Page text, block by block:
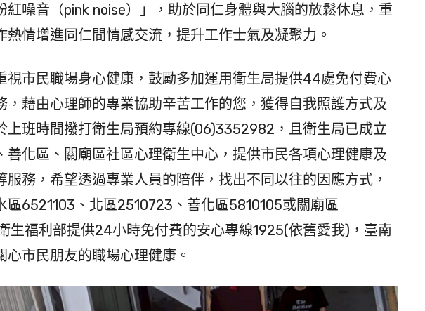
紅噪音（pink noise）」，助於同仁身體與大腦的放鬆休息，重
熱情增進同仁間情感交流，提升工作士氣及凝聚力。
市民職場身心健康，鼓勵多加運用衛生局提供44處免付費心
，藉由心理師的專業協助辛苦工作的您，獲得自我照護方式及
上班時間撥打衛生局預約專線(06)3352982，且衛生局已成立
善化區、關廟區社區心理衛生中心，提供市民各項心理健康及
服務，希望透過專業人員的陪伴，找出不同以往的因應方式，
區6521103、北區2510723、善化區5810105或關廟區
生福利部提供24小時免付費的安心專線1925(依舊愛我)，臺南
心市民朋友的職場心理健康。